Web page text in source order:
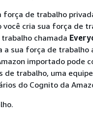
força de trabalho
você cria sua força de
chamada
sua força de trabalho
importado pode
de trabalho, uma
do Cognito da